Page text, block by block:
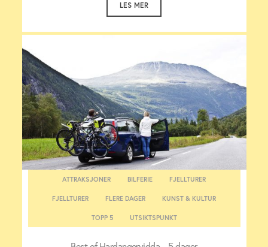
LES MER
ATTRAKSJONER BILFERIE FJELLTURER
FJELLTURER FLERE DAGER KUNST & KULTUR
TOPP 5 UTSIKTSPUNKT